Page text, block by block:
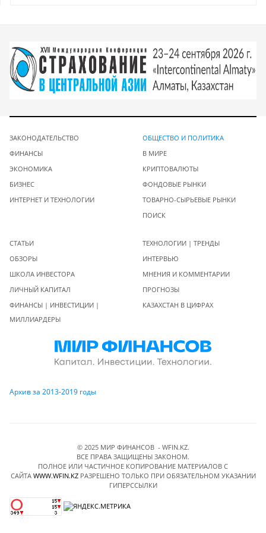
ЗАКОНОДАТЕЛЬСТВО
ФИНАНСЫ
ЭКОНОМИКА
БИЗНЕС
ИНТЕРНЕТ И ТЕХНОЛОГИИ
ОБЩЕСТВО И ПОЛИТИКА
В МИРЕ
КРИПТОВАЛЮТЫ
ФОНДОВЫЕ РЫНКИ
ТОВАРНО-СЫРЬЕВЫЕ РЫНКИ
ПОИСК
СТАТЬИ
ОБЗОРЫ
ШКОЛА ИНВЕСТОРА
ЛИЧНЫЙ КАПИТАЛ
ФИНАНСЫ | ИНВЕСТИЦИИ |
МИЛЛИАРДЕРЫ
ТЕХНОЛОГИИ | ТРЕНДЫ
ИНТЕРВЬЮ
МНЕНИЯ И КОММЕНТАРИИ
ПРОГНОЗЫ
КАЗАХСТАН В ЦИФРАХ
Архив за 2013-2019 годы
© 2025 МИР ФИНАНСОВ - WFIN.KZ.
ВСЕ ПРАВА ЗАЩИЩЕНЫ ЗАКОНОМ.
ПОЛНОЕ ИЛИ ЧАСТИЧНОЕ КОПИРОВАНИЕ МАТЕРИАЛОВ C
САЙТА WWW.WFIN.KZРАЗРЕШЕНО ТОЛЬКО ПРИ ОБЯЗАТЕЛЬНОМ УКАЗАНИИ
ГИПЕРССЫЛКИ